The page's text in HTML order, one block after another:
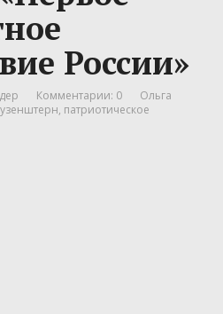
России»
Комментарии: 0
Ольга
, патриотическое